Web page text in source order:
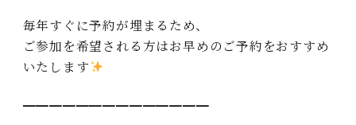
毎年すぐに予約が埋まるため、
ご参加を希望される方はお早めのご予約をおすすめ
いたします
━━━━━━━━━━━━━━